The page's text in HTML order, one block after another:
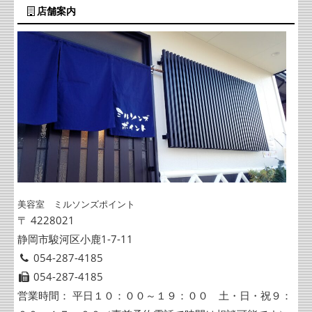
店舗案内
美容室 ミルソンズポイント
〒 4228021
静岡市駿河区小鹿1-7-11
054-287-4185
054-287-4185
営業時間： 平日１０：００～１９：００ 土・日・祝９：